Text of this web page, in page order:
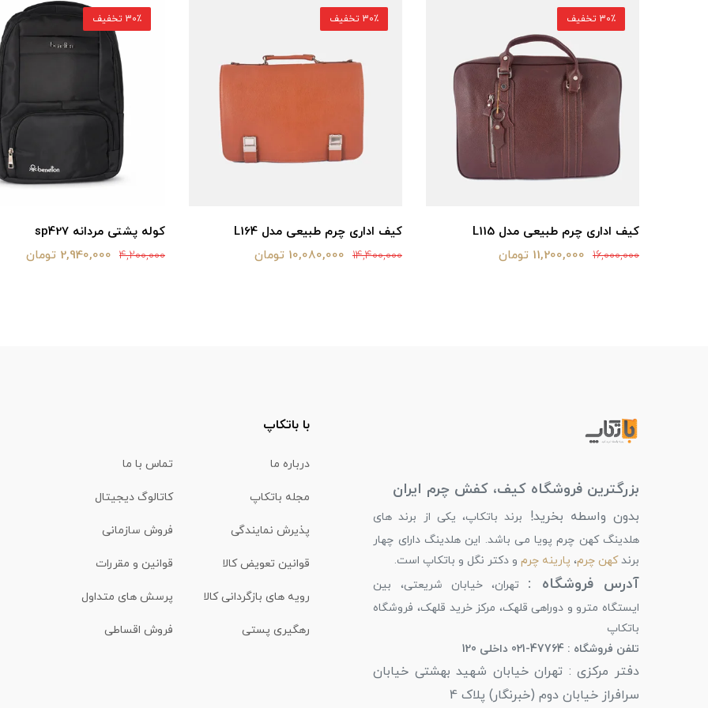
کیف اداری چرم طبیعی مدل L115
16,000,000 11,200,000 تومان
30٪ تخفیف
کیف اداری چرم طبیعی مدل L164
14,400,000 10,080,000 تومان
30٪ تخفیف
کوله پشتی مردانه sp427
4,200,000 2,940,000 تومان
30٪ تخفیف
بزرگترین فروشگاه کیف، کفش چرم ایران
بدون واسطه بخرید!
برند باتکاپ، یکی از برند های
هلدینگ کهن چرم پویا می باشد. این هلدینگ دارای چهار
برندکهن چرم، پارینه چرم و دکتر نگل و باتکاپ است.
آدرس فروشگاه : تهران، خیابان شریعتی، بین
ایستگاه مترو و دوراهی قلهک، مرکز خرید قلهک، فروشگاه
باتکاپ
تلفن فروشگاه : 47764-021 داخلی 120
دفتر مرکزی : تهران خیابان شهید بهشتی خیابان
سرافراز خیابان دوم (خبرنگار) پلاک 4
با باتکاپ
درباره ما تماس با ما
مجله باتکاپ کاتالوگ دیجیتال
پذیرش نمایندگی فروش سازمانی
قوانین تعویض کالا قوانین و مقررات
رویه های بازگردانی کالا پرسش های متداول
رهگیری پستی فروش اقساطی